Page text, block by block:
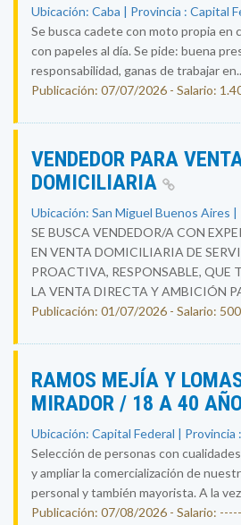
Ubicación: Caba | Provincia : Capital
Se busca cadete con moto propia en
con papeles al día. Se pide: buena
responsabilidad, ganas de trabajar
Publicación: 07/07/2026 - Salario:
VENDEDOR PARA
DOMICILIARIA
Ubicación: San Miguel Buenos Aires
SE BUSCA VENDEDOR/A CON
EN VENTA DOMICILIARIA DE
PROACTIVA, RESPONSABLE, QUE
LA VENTA DIRECTA Y AMBICIÓN
Publicación: 01/07/2026 - Salario:
RAMOS MEJÍA Y
MIRADOR / 18 A 40
Ubicación: Capital Federal | Provincia
Selección de personas con
y ampliar la comercialización de
personal y también mayorista. A la
Publicación: 07/08/2026 - Salario: